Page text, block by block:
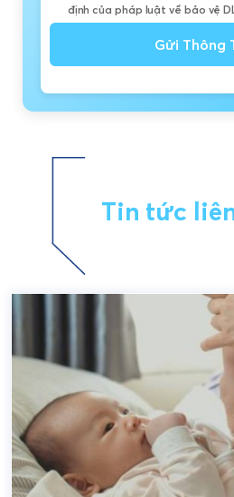
định của pháp luật về bảo vệ
Gửi Thông
Tin tức